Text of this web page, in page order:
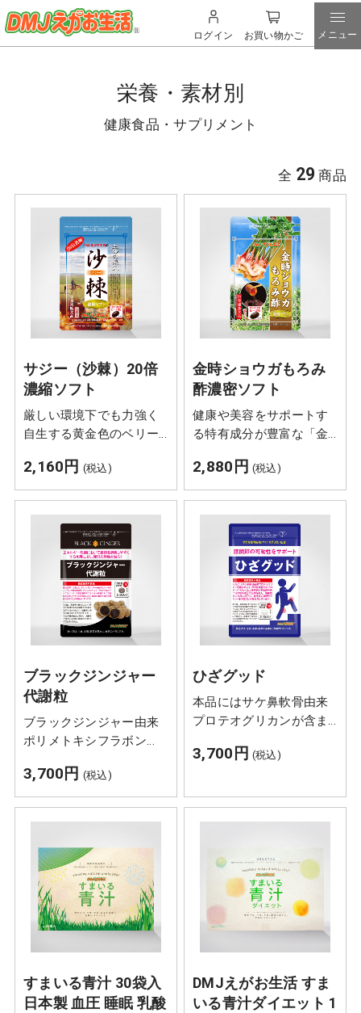
ログイン お買い物かご メニュー
栄養・素材別
健康食品・サプリメント
全 29 商品
サジー（沙棘）20倍
濃縮ソフト
厳しい環境下でも力強く
自生する黄金色のベリー
沙棘種子油を配合。サジ
ージュースより飲みやす
濃縮して凝縮しました。
2,160円 (税込)
金時ショウガもろみ
酢濃密ソフト
健康や美容をサポートす
る特有成分が豊富な「金
たっぷりの「もろみ
酢」、注目の新ショウガ
ー」をひと粒に凝縮しま
した。
2,880円 (税込)
ブラックジンジャー
代謝粒
ブラックジンジャー由来
ポリメトキシフラボン
ギー代謝において脂肪を
消費しやすくする作用に
されています。
3,700円 (税込)
ひざグッド
本品にはサケ鼻軟骨由来
プロテオグリカンが含ま
プロテオグリカンには、
の軟骨成分の分解を抑
されています。
3,700円 (税込)
すまいる青汁 30袋入
日本製 血圧 睡眠 乳酸
DMJえがお生活 すま
いる青汁ダイエット 1